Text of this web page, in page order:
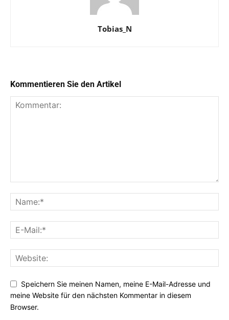
Tobias_N
Kommentieren Sie den Artikel
Speichern Sie meinen Namen, meine E-Mail-Adresse und
meine Website für den nächsten Kommentar in diesem
Browser.